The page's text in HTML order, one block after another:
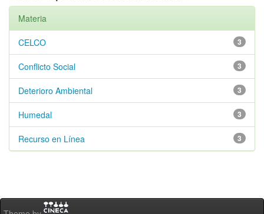
Materia
3
CELCO
3
Conflicto Social
3
Deterioro Ambiental
3
Humedal
3
Recurso en Línea